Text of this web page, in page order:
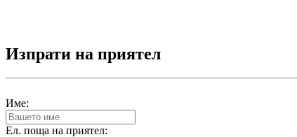
Изпрати на приятел
Име:
Ел. поща на приятел: